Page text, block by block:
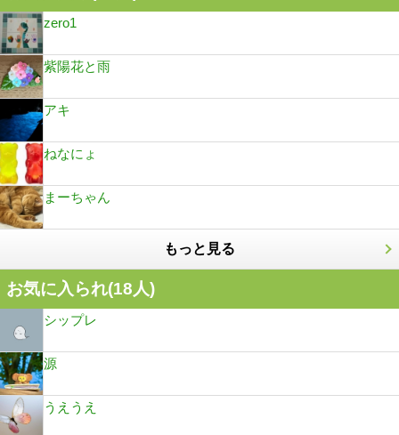
zero1
紫陽花と雨
アキ
ねなにょ
まーちゃん
もっと見る
お気に入られ(18人)
シップレ
源
うえうえ